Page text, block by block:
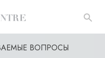
ВОПРОСЫ